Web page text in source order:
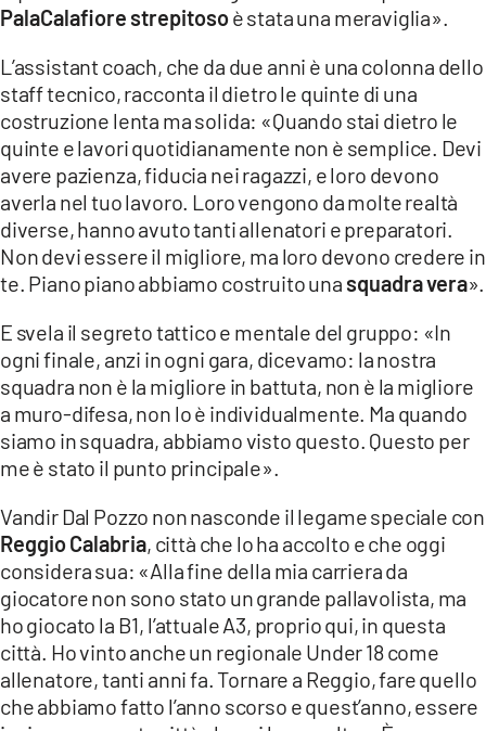
PalaCalafiore strepitosoè stata una meraviglia».
L’assistant coach, che da due anni è una colonna dello
staff tecnico, racconta il dietro le quinte di una
costruzione lenta ma solida: «Quando stai dietro le
quinte e lavori quotidianamente non è semplice. Devi
avere pazienza, fiducia nei ragazzi, e loro devono
averla nel tuo lavoro. Loro vengono da molte realtà
diverse, hanno avuto tanti allenatori e preparatori.
Non devi essere il migliore, ma loro devono credere in
te. Piano piano abbiamo costruito una squadra vera».
E svela il segreto tattico e mentale del gruppo: «In
ogni finale, anzi in ogni gara, dicevamo: la nostra
squadra non è la migliore in battuta, non è la migliore
a muro-difesa, non lo è individualmente. Ma quando
siamo in squadra, abbiamo visto questo. Questo per
me è stato il punto principale».
Vandir Dal Pozzo non nasconde il legame speciale con
Reggio Calabria, città che lo ha accolto e che oggi
considera sua: «Alla fine della mia carriera da
giocatore non sono stato un grande pallavolista, ma
ho giocato la B1, l’attuale A3, proprio qui, in questa
città. Ho vinto anche un regionale Under 18 come
allenatore, tanti anni fa. Tornare a Reggio, fare quello
che abbiamo fatto l’anno scorso e quest’anno, essere